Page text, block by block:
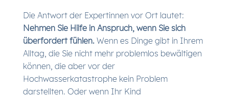
Die Antwort der Expertinnen vor Ort lautet:
Nehmen Sie Hilfe in Anspruch, wenn Sie sich
überfordert fühlen.Wenn es Dinge gibt in Ihrem
Alltag, die Sie nicht mehr problemlos bewältigen
können, die aber vor der
Hochwasserkatastrophe kein Problem
darstellten. Oder wenn Ihr Kind